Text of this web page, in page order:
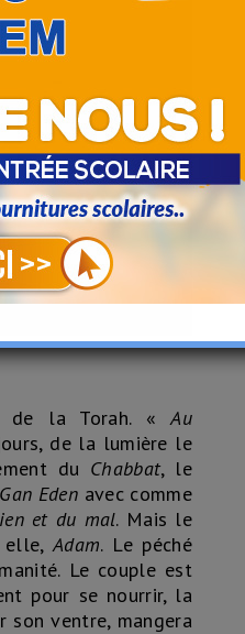
de la Torah. «Au
de la lumière le
du Chabbat, le
Gan Eden avec comme
et du mal. Mais le
elle,Adam. Le péché
Le couple est
pour se nourrir, la
son ventre, mangera